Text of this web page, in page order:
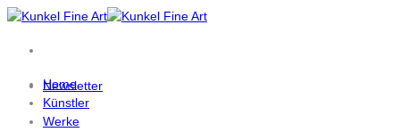
Zum
springen
Newsletter
Home
Künstler
Werke